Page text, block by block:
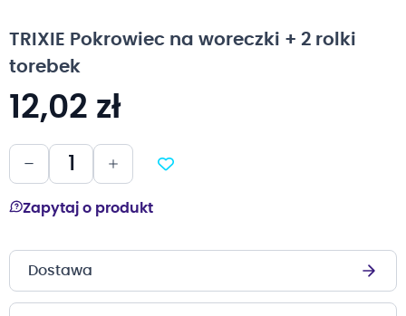
galerii
TRIXIE Pokrowiec na woreczki + 2 rolki
torebek
12,02 zł
Zapytaj o produkt
Dostawa